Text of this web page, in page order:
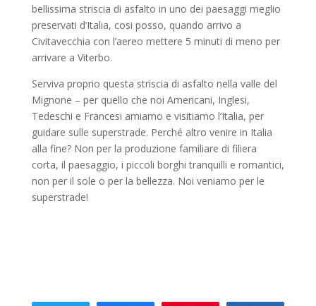
bellissima striscia di asfalto in uno dei paesaggi meglio
preservati d’Italia, cosi posso, quando arrivo a
Civitavecchia con l’aereo mettere 5 minuti di meno per
arrivare a Viterbo.
Serviva proprio questa striscia di asfalto nella valle del
Mignone – per quello che noi Americani, Inglesi,
Tedeschi e Francesi amiamo e visitiamo l’Italia, per
guidare sulle superstrade. Perché altro venire in Italia
alla fine? Non per la produzione familiare di filiera
corta, il paesaggio, i piccoli borghi tranquilli e romantici,
non per il sole o per la bellezza. Noi veniamo per le
superstrade!